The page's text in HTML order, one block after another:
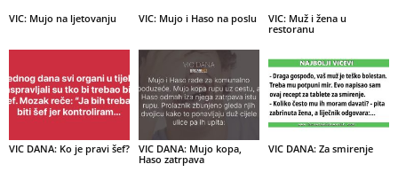
VIC: Mujo na ljetovanju VIC: Mujo i Haso na poslu
VIC: Muž i žena u
restoranu
VIC DANA: Ko je pravi šef?
VIC DANA: Mujo kopa,
Haso zatrpava
VIC DANA: Za smirenje